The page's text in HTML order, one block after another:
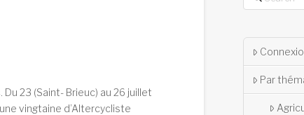
(Saint- Brieuc) au 26 juillet
vingtaine d’Altercycliste
Par